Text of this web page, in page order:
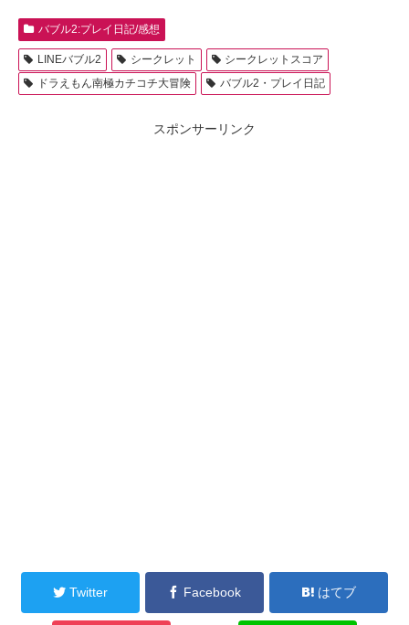
バブル2:プレイ日記/感想
LINEバブル2 シークレット
シークレットスコア
ドラえもん南極カチコチ大冒険
バブル2・プレイ日記
スポンサーリンク
Twitter Facebook はてブ